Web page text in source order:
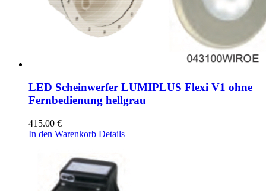
LED Scheinwerfer LUMIPLUS Flexi V1 ohne
Fernbedienung hellgrau
415.00 €
In den Warenkorb Details